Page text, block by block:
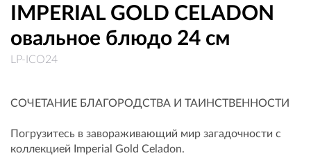
IMPERIAL GOLD CELADON
овальное блюдо 24 см
LP-ICO24
СОЧЕТАНИЕ БЛАГОРОДСТВА И ТАИНСТВЕННОСТИ
Погрузитесь в завораживающий мир загадочности с
коллекцией Imperial Gold Celadon.